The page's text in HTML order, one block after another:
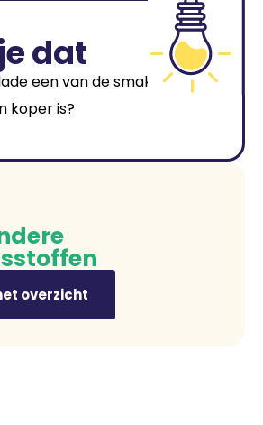
dat
een van de smakelijkste
koper is?
overzicht